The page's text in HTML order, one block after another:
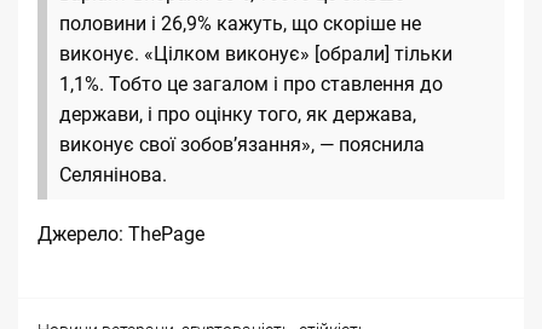
половини і 26,9% кажуть, що скоріше не
виконує. «Цілком виконує» [обрали] тільки
1,1%. Тобто це загалом і про ставлення до
держави, і про оцінку того, як держава,
виконує свої зобов’язання», — пояснила
Селянінова.
Джерело: ThePage